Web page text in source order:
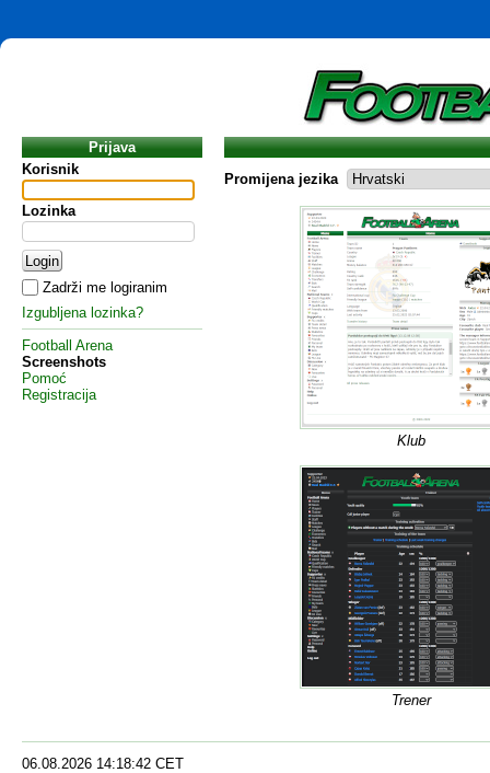
Prijava
Korisnik
Lozinka
Zadrži me logiranim
Izgubljena lozinka?
Football Arena
Screenshots
Pomoć
Registracija
Promijena jezika
Klub
Trener
06.08.2026 14:18:42 CET